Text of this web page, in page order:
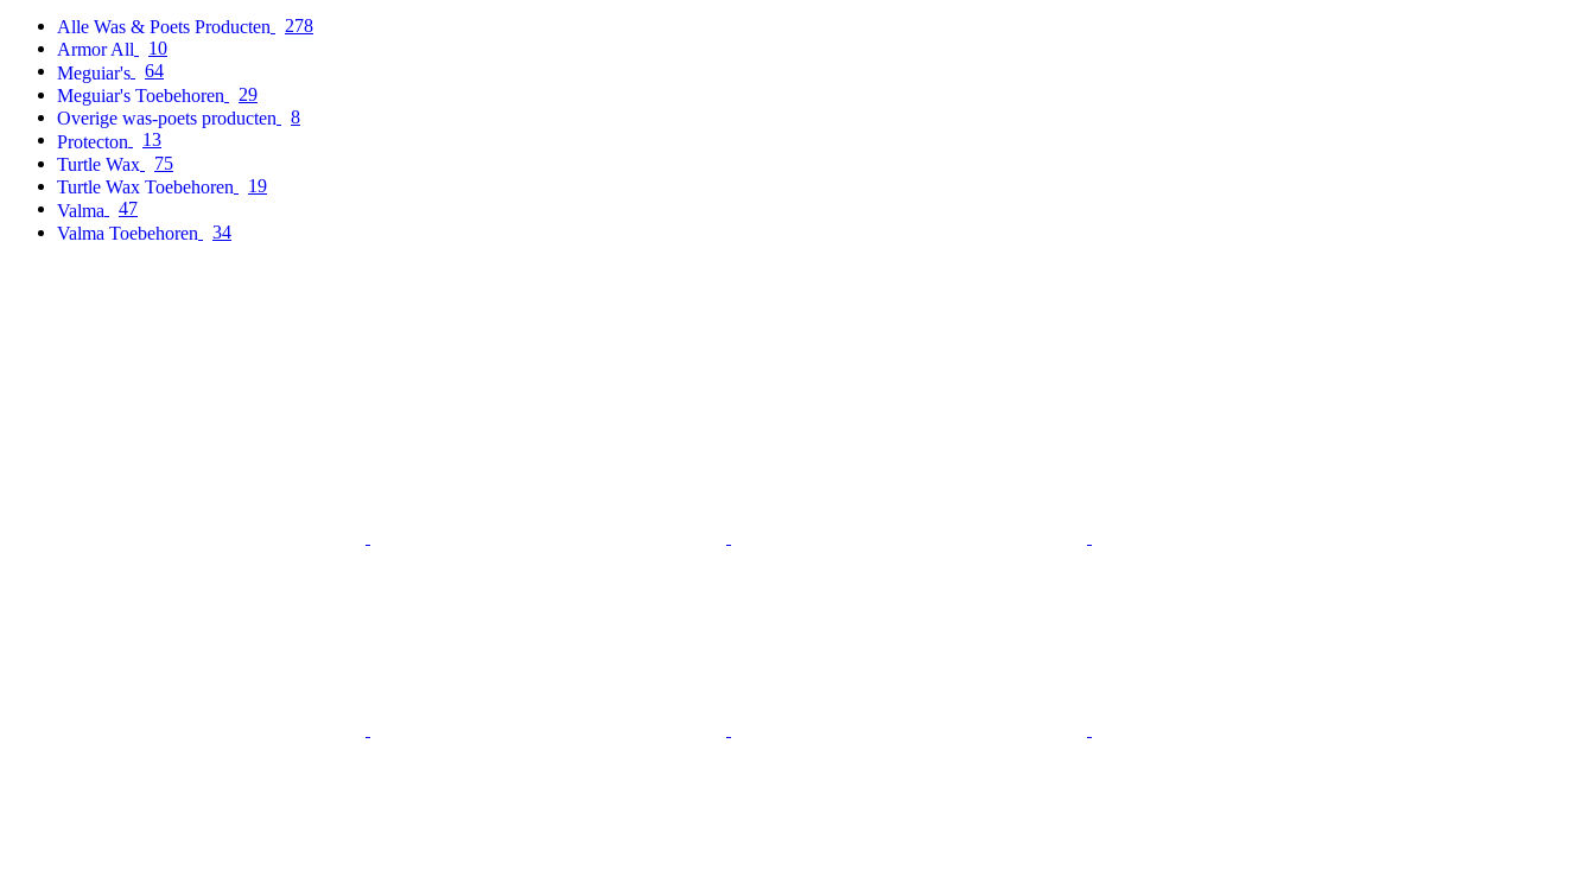
Alle Was & Poets Producten
278
Armor All
10
Meguiar's
64
Meguiar's Toebehoren
29
Overige was-poets producten
8
Protecton
13
Turtle Wax
75
Turtle Wax Toebehoren
19
Valma
47
Valma Toebehoren
34